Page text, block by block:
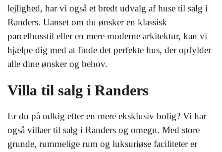
lejlighed, har vi også et bredt udvalg af huse til salg i
Randers. Uanset om du ønsker en klassisk
parcelhusstil eller en mere moderne arkitektur, kan vi
hjælpe dig med at finde det perfekte hus, der opfylder
alle dine ønsker og behov.
Villa til salg i Randers
Er du på udkig efter en mere eksklusiv bolig? Vi har
også villaer til salg i Randers og omegn. Med store
grunde, rummelige rum og luksuriøse faciliteter er